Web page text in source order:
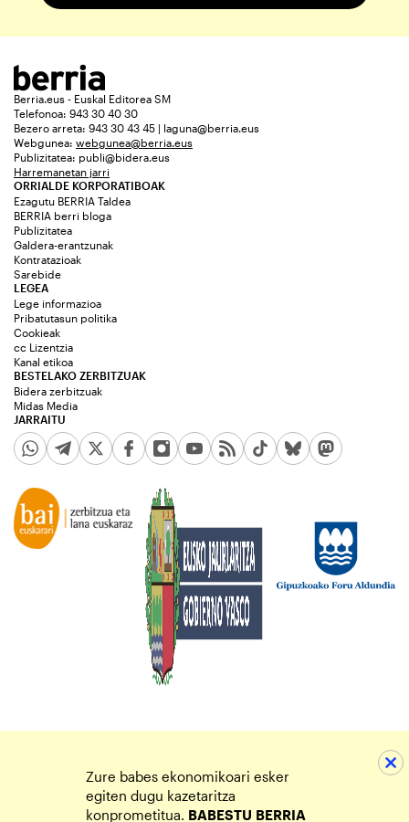
Berria.eus - Euskal Editorea SM
Telefonoa: 943 30 40 30
Bezero arreta: 943 30 43 45 | laguna@berria.eus
Webgunea: webgunea@berria.eus
Publizitatea: publi@bidera.eus
Harremanetan jarri
ORRIALDE KORPORATIBOAK
Ezagutu BERRIA Taldea
BERRIA berri bloga
Publizitatea
Galdera-erantzunak
Kontratazioak
Sarebide
JARRAITU
LEGEA
Lege informazioa
Pribatutasun politika
Cookieak
cc Lizentzia
Kanal etikoa
BESTELAKO ZERBITZUAK
Bidera zerbitzuak
Midas Media
Zure babes ekonomikoari esker
egiten dugu kazetaritza
konprometitua. BABESTU BERRIA